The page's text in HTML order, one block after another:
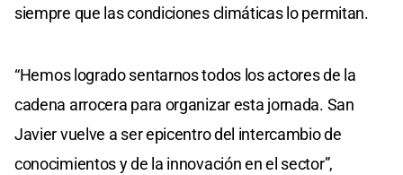
siempre que las condiciones climáticas lo permitan.
“Hemos logrado sentarnos todos los actores de la
cadena arrocera para organizar esta jornada. San
Javier vuelve a ser epicentro del intercambio de
conocimientos y de la innovación en el sector”,